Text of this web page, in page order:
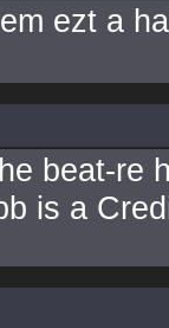
ezt a
beat-re
is a